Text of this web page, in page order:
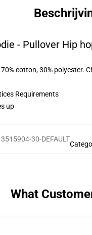
- Pullover Hip
cotton, 30% polyester.
Requirements
up
30-DEFAULT
What